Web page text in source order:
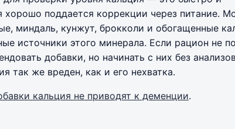
поддается коррекции через питание.
миндаль, кунжут, брокколи и обогащенные
источники этого минерала. Если рацион не
добавки, но начинать с них без
так же вреден, как и его нехватка.
кальция не приводят к деменции.